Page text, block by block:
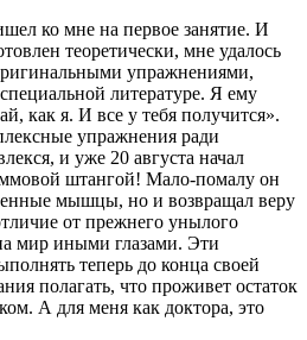
ко мне на первое занятие. И
теоретически, мне удалось
упражнениями,
литературе. Я ему
как я. И все у тебя получится».
упражнения ради
и уже 20 августа начал
штангой! Мало-помалу он
мышцы, но и возвращал веру
от прежнего унылого
мир иными глазами. Эти
теперь до конца своей
полагать, что проживет остаток
А для меня как доктора, это